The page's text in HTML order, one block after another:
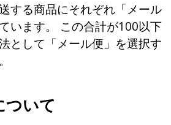
する商品にそれぞれ「メール
います。 この合計が100以下
として「メール便」を選択す
ついて